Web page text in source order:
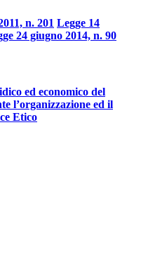
n. 201 Legge 14
24 giugno 2014, n. 90
ed economico del
l’organizzazione ed il
Etico